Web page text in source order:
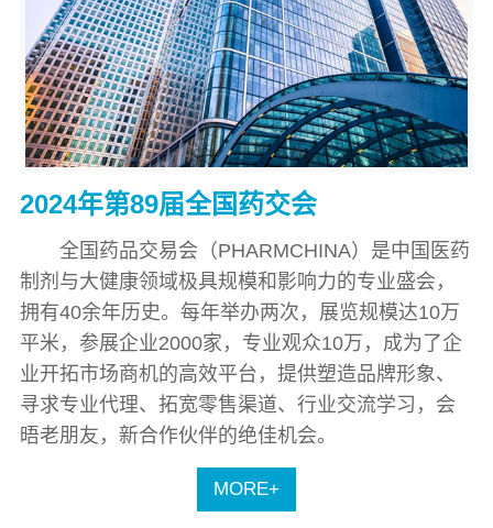
2024年第89届全国药交会
全国药品交易会（PHARMCHINA）是中国医药
制剂与大健康领域极具规模和影响力的专业盛会，
拥有40余年历史。每年举办两次，展览规模达10万
平米，参展企业2000家，专业观众10万，成为了企
业开拓市场商机的高效平台，提供塑造品牌形象、
寻求专业代理、拓宽零售渠道、行业交流学习，会
晤老朋友，新合作伙伴的绝佳机会。
MORE+